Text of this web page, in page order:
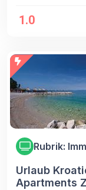
1.0
Rubrik:
Urlaub
Apartments